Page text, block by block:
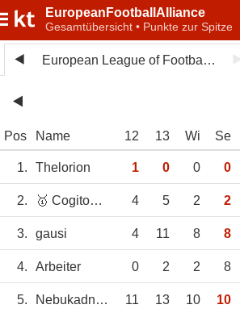
EuropeanFootballAlliance
Gesamtübersicht • Punkte zur Spitze
European League of Football 2025
Pos Name 12 13 Wi Se
1. Thelorion 1 0 0 0
2. 🥇 Cogitoergosum 4 5 2 2
3. gausi 4 11 8 8
4. Arbeiter 0 2 2 8
5. Nebukadnezar 11 13 10 10